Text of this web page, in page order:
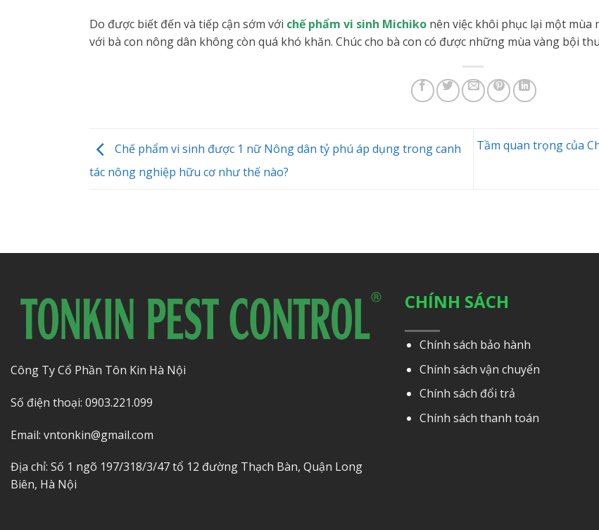
Do được biết đến và tiếp cận sớm với chế phẩm vi sinh Michiko nên việc khôi phục lại một mùa
với bà con nông dân không còn quá khó khăn. Chúc cho bà con có được những mùa vàng bội
Chế phẩm vi sinh được 1 nữ Nông dân tỷ phú áp dụng trong canh
tác nông nghiệp hữu cơ như thế nào?
Tầm quan trọng của
Công Ty Cổ Phần Tôn Kin Hà Nội
Số điện thoại: 0903.221.099
Email: vntonkin@gmail.com
Địa chỉ: Số 1 ngõ 197/318/3/47 tổ 12 đường Thạch Bàn, Quận Long
Biên, Hà Nội
CHÍNH SÁCH
Chính sách bảo hành
Chính sách vận chuyển
Chính sách đổi trả
Chính sách thanh toán